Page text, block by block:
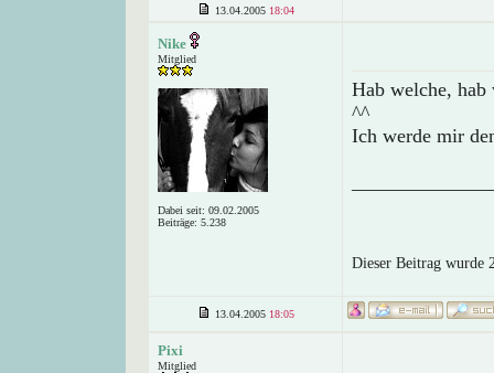
13.04.2005 18:04
Nike
Mitglied
Dabei seit: 09.02.2005
Beiträge: 5.238
Hab welche,
^^
Ich werde mir
Dieser Beitrag wurde
13.04.2005 18:05
Pixi
Mitglied